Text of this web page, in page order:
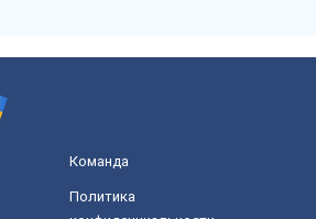
Команда
Политика